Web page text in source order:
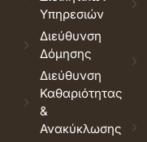
Υπηρεσιών
Διεύθυνση
Δόμησης
Διεύθυνση
Καθαριότητας
&
Ανακύκλωσης